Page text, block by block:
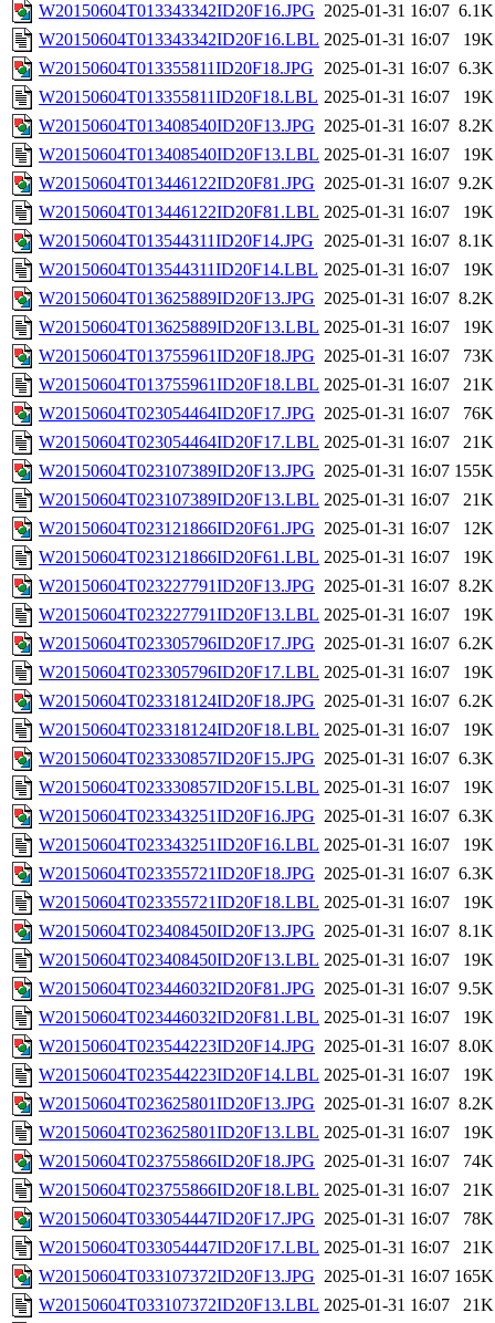
W20150604T013343342ID20F16.JPG 2025-01-31 16:07 6.1K
W20150604T013343342ID20F16.LBL 2025-01-31 16:07
19K
W20150604T013355811ID20F18.JPG 2025-01-31 16:07 6.3K
W20150604T013355811ID20F18.LBL 2025-01-31 16:07
19K
W20150604T013408540ID20F13.JPG 2025-01-31 16:07 8.2K
W20150604T013408540ID20F13.LBL 2025-01-31 16:07
19K
W20150604T013446122ID20F81.JPG 2025-01-31 16:07 9.2K
W20150604T013446122ID20F81.LBL 2025-01-31 16:07
19K
W20150604T013544311ID20F14.JPG 2025-01-31 16:07 8.1K
W20150604T013544311ID20F14.LBL 2025-01-31 16:07
19K
W20150604T013625889ID20F13.JPG 2025-01-31 16:07 8.2K
W20150604T013625889ID20F13.LBL 2025-01-31 16:07
19K
W20150604T013755961ID20F18.JPG 2025-01-31 16:07
73K
W20150604T013755961ID20F18.LBL 2025-01-31 16:07
21K
W20150604T023054464ID20F17.JPG 2025-01-31 16:07
76K
W20150604T023054464ID20F17.LBL 2025-01-31 16:07
21K
W20150604T023107389ID20F13.JPG 2025-01-31 16:07 155K
W20150604T023107389ID20F13.LBL 2025-01-31 16:07
21K
W20150604T023121866ID20F61.JPG 2025-01-31 16:07
12K
W20150604T023121866ID20F61.LBL 2025-01-31 16:07
19K
W20150604T023227791ID20F13.JPG 2025-01-31 16:07 8.2K
W20150604T023227791ID20F13.LBL 2025-01-31 16:07
19K
W20150604T023305796ID20F17.JPG 2025-01-31 16:07 6.2K
W20150604T023305796ID20F17.LBL 2025-01-31 16:07
19K
W20150604T023318124ID20F18.JPG 2025-01-31 16:07 6.2K
W20150604T023318124ID20F18.LBL 2025-01-31 16:07
19K
W20150604T023330857ID20F15.JPG 2025-01-31 16:07 6.3K
W20150604T023330857ID20F15.LBL 2025-01-31 16:07
19K
W20150604T023343251ID20F16.JPG 2025-01-31 16:07 6.3K
W20150604T023343251ID20F16.LBL 2025-01-31 16:07
19K
W20150604T023355721ID20F18.JPG 2025-01-31 16:07 6.3K
W20150604T023355721ID20F18.LBL 2025-01-31 16:07
19K
W20150604T023408450ID20F13.JPG 2025-01-31 16:07 8.1K
W20150604T023408450ID20F13.LBL 2025-01-31 16:07
19K
W20150604T023446032ID20F81.JPG 2025-01-31 16:07 9.5K
W20150604T023446032ID20F81.LBL 2025-01-31 16:07
19K
W20150604T023544223ID20F14.JPG 2025-01-31 16:07 8.0K
W20150604T023544223ID20F14.LBL 2025-01-31 16:07
19K
W20150604T023625801ID20F13.JPG 2025-01-31 16:07 8.2K
W20150604T023625801ID20F13.LBL 2025-01-31 16:07
19K
W20150604T023755866ID20F18.JPG 2025-01-31 16:07
74K
W20150604T023755866ID20F18.LBL 2025-01-31 16:07
21K
W20150604T033054447ID20F17.JPG 2025-01-31 16:07
78K
W20150604T033054447ID20F17.LBL 2025-01-31 16:07
21K
W20150604T033107372ID20F13.JPG 2025-01-31 16:07 165K
W20150604T033107372ID20F13.LBL 2025-01-31 16:07
21K